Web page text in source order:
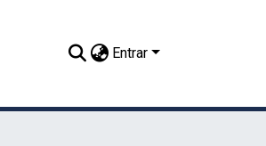
Entrar